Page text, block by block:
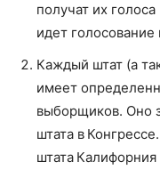
получат их
идет
Каждый штат (а
имеет
выборщиков. Оно
штата в
штата Калифорния